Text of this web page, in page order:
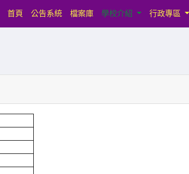
首頁 (current)
公告系統 檔案庫 學校介紹 行政專區